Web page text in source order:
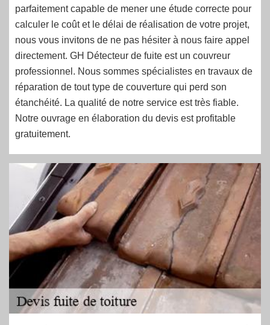
parfaitement capable de mener une étude correcte pour
calculer le coût et le délai de réalisation de votre projet,
nous vous invitons de ne pas hésiter à nous faire appel
directement. GH Détecteur de fuite est un couvreur
professionnel. Nous sommes spécialistes en travaux de
réparation de tout type de couverture qui perd son
étanchéité. La qualité de notre service est très fiable.
Notre ouvrage en élaboration du devis est profitable
gratuitement.